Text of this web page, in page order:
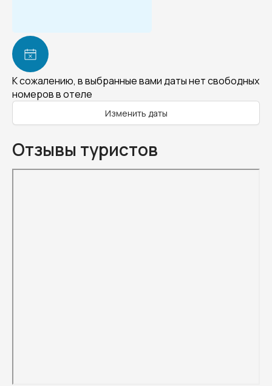
К сожалению, в выбранные вами даты нет свободных
номеров в отеле
Изменить даты
Отзывы туристов